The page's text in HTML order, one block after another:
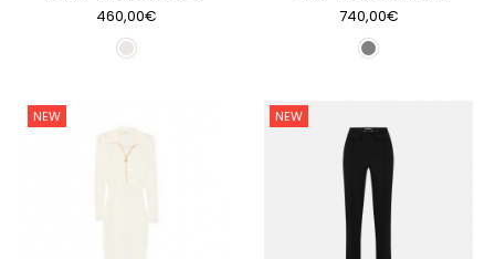
460,00€ 740,00€
NEW NEW